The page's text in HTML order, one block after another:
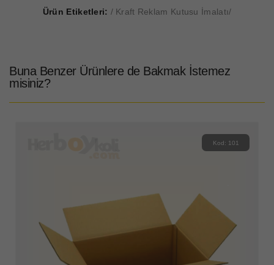
Ürün Etiketleri: Kraft Reklam Kutusu İmalatı
Buna Benzer Ürünlere de Bakmak İstemez
misiniz?
Kod: 101